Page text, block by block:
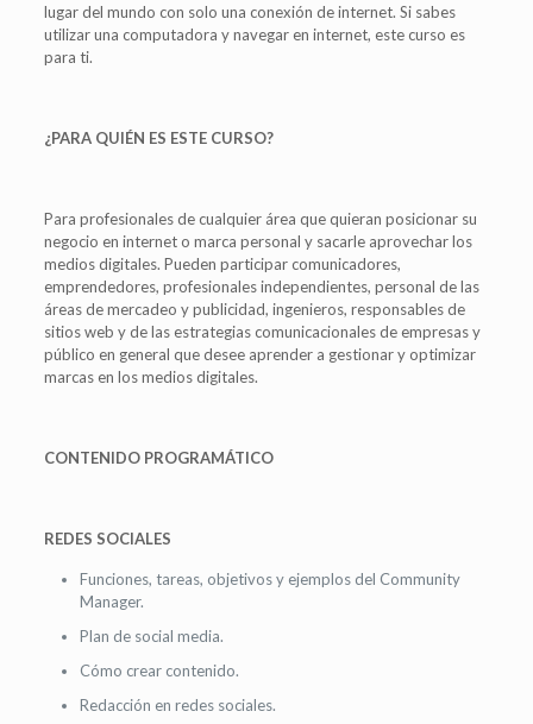
lugar del mundo con solo una conexión de internet. Si sabes
utilizar una computadora y navegar en internet, este curso es
para ti.
¿PARA QUIÉN ES ESTE CURSO?
Para profesionales de cualquier área que quieran posicionar su
negocio en internet o marca personal y sacarle aprovechar los
medios digitales. Pueden participar comunicadores,
emprendedores, profesionales independientes, personal de las
áreas de mercadeo y publicidad, ingenieros, responsables de
sitios web y de las estrategias comunicacionales de empresas y
público en general que desee aprender a gestionar y optimizar
marcas en los medios digitales.
CONTENIDO PROGRAMÁTICO
REDES SOCIALES
Funciones, tareas, objetivos y ejemplos del Community
Manager.
Plan de social media.
Cómo crear contenido.
Redacción en redes sociales.